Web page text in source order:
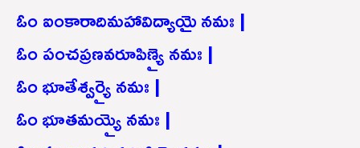
ఓం ఐంకారాదిమహావిద్యాయై నమః |
ఓం పంచప్రణవరూపిణ్యై నమః |
ఓం భూతేశ్వర్యై నమః |
ఓం భూతమయ్యై నమః |